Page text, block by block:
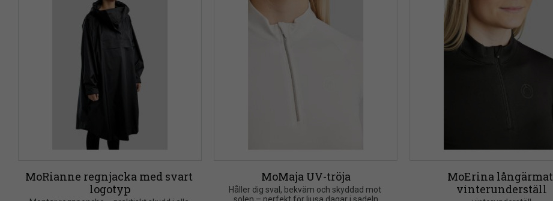
MoRianne regnjacka med svart
logotyp
MoMaja UV-tröja
Håller dig sval, bekväm och skyddad mot
solen – perfekt för ljusa dagar i sadeln
MoErina långärmat
vinterunderställ